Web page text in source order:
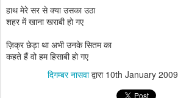
हाथ मेरे सर से क्या उसका उठा
शहर में खाना खराबी हो गए
ज़िक्र छेड़ा था अभी उनके सितम का
कहते हैं वो हम हिसाबी हो गए
दिगम्बर नासवाद्वारा 10th January 2009